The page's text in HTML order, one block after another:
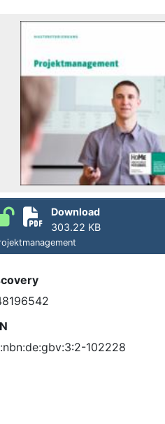
Download
303.22 KB
102228